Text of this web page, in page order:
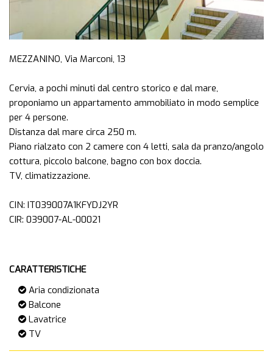
MEZZANINO, Via Marconi, 13
Cervia, a pochi minuti dal centro storico e dal mare,
proponiamo un appartamento ammobiliato in modo semplice
per 4 persone.
Distanza dal mare circa 250 m.
Piano rialzato con 2 camere con 4 letti, sala da pranzo/angolo
cottura, piccolo balcone, bagno con box doccia.
TV, climatizzazione.
CIN: IT039007A1KFYDJ2YR
CIR: 039007-AL-00021
CARATTERISTICHE
Aria condizionata
Balcone
Lavatrice
TV